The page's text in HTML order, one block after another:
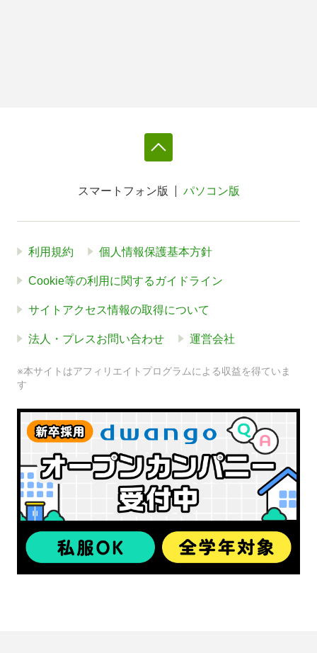
スマートフォン版 パソコン版
利用規約 個人情報保護基本方針
Cookie等の利用に関するガイドライン
サイトアクセス情報の取得について
法人・プレスお問い合わせ 運営会社
※本サイトはアフィリエイトプログラムによる収益を得ていま
す